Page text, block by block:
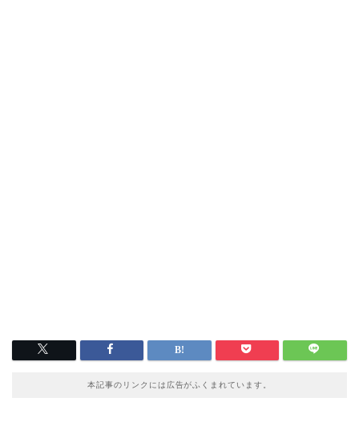
本記事のリンクには広告がふくまれています。